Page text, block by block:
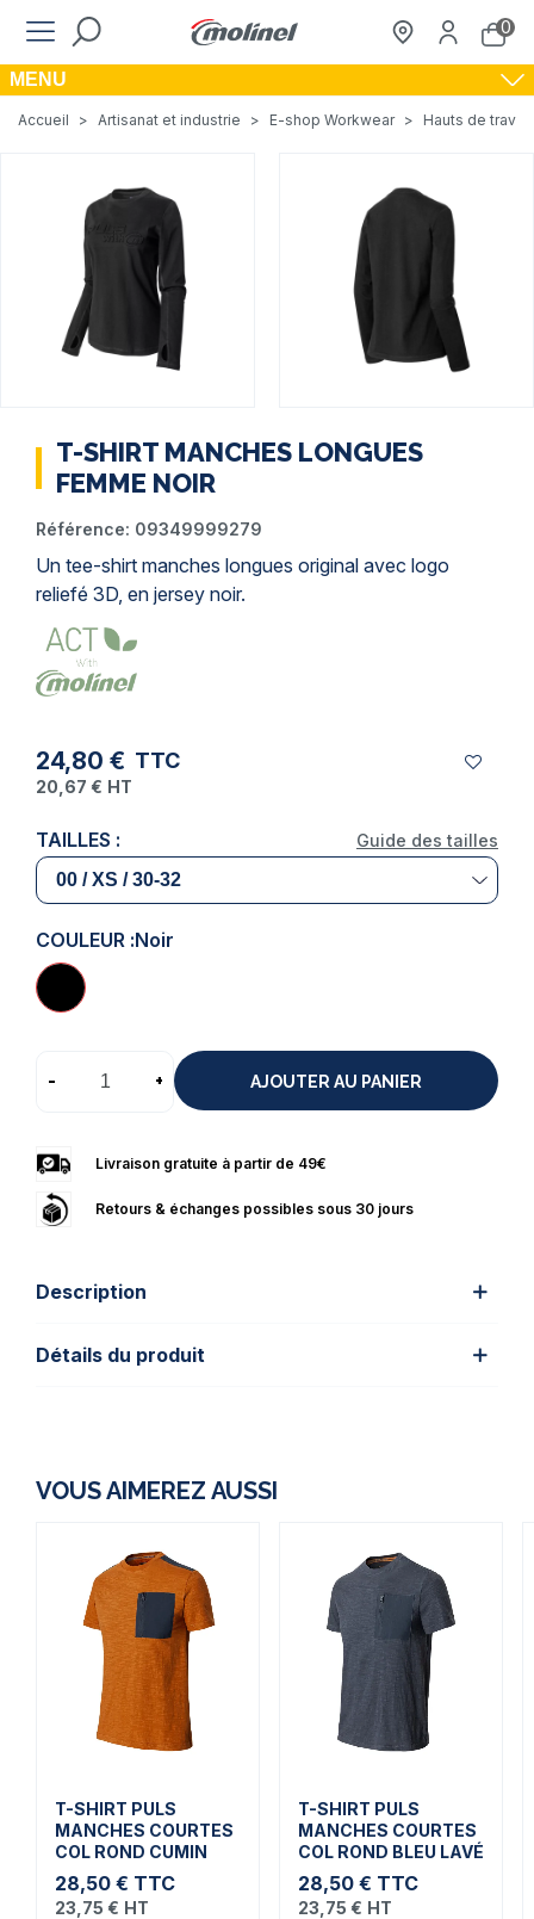
0
MENU
Accueil > Artisanat et industrie > E-shop Workwear > Hauts de travail
T-SHIRT MANCHES LONGUES
FEMME NOIR
Référence: 09349999279
Un tee-shirt manches longues original avec logo
reliefé 3D, en jersey noir.
24,80 € TTC
20,67 € HT
Guide des tailles
TAILLES :
COULEUR :Noir
- + AJOUTER AU PANIER
Livraison gratuite à partir de 49€
Retours & échanges possibles sous 30 jours
Description
Détails du produit
VOUS AIMEREZ AUSSI
T-SHIRT PULS
MANCHES COURTES
COL ROND CUMIN
28,50 € TTC
23,75 € HT
T-SHIRT PULS
MANCHES COURTES
COL ROND BLEU LAVÉ
28,50 € TTC
23,75 € HT